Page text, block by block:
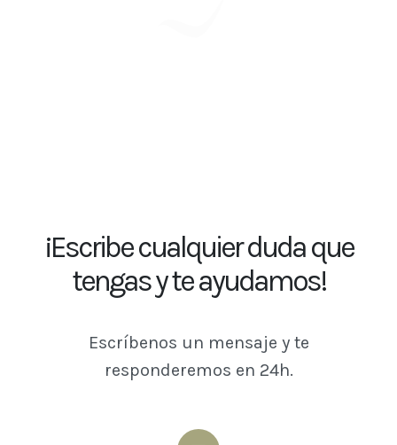
¡Escribe cualquier duda que
tengas y te ayudamos!
Escríbenos un mensaje y te
responderemos en 24h.